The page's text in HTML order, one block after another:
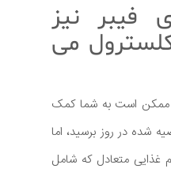
فیبر نیز
می
ممکن است به شما کمک
فیبر توصیه شده در روز برسید، اما
غذایی متعادل که شامل